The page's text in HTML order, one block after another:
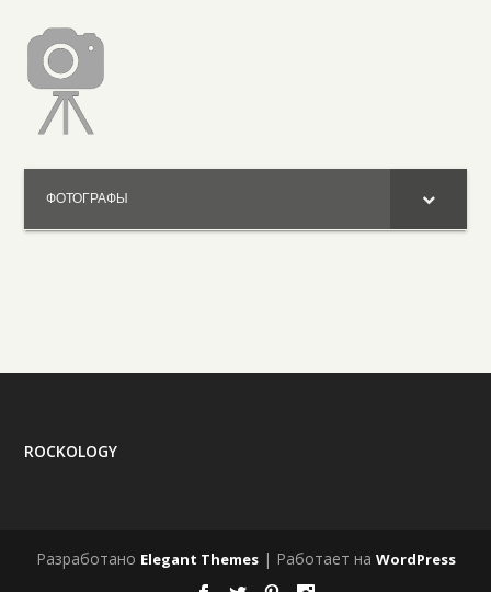
ФОТОГРАФЫ
ROCKOLOGY
Разработано Elegant Themes| Работает на WordPress